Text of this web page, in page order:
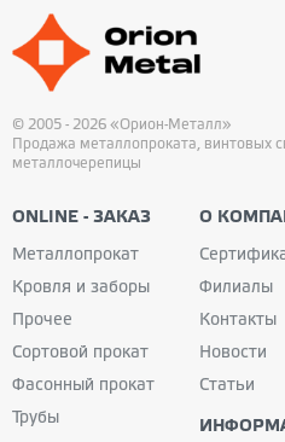
© 2005 - 2026 «Орион-Металл»
Продажа металлопроката, винтовых
металлочерепицы
ONLINE - ЗАКАЗ
Металлопрокат
Кровля и заборы
Прочее
Сортовой прокат
Фасонный прокат
Трубы
О
Филиалы
Контакты
Новости
Статьи